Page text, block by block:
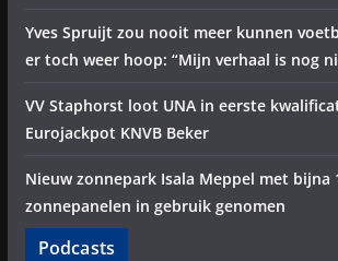
Yves Spruijt zou nooit meer kunnen
er toch weer hoop: “Mijn verhaal is nog
VV Staphorst loot UNA in eerste
Eurojackpot KNVB Beker
Nieuw zonnepark Isala Meppel met bijna
zonnepanelen in gebruik genomen
Podcasts